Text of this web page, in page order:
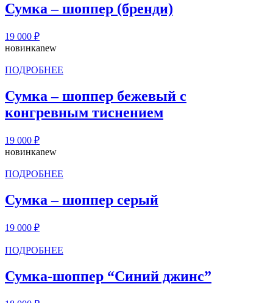
Сумка – шоппер (бренди)
19 000 ₽
новинкаnew
ПОДРОБНЕЕ
Сумка – шоппер бежевый с
конгревным тиснением
19 000 ₽
новинкаnew
ПОДРОБНЕЕ
Сумка – шоппер серый
19 000 ₽
ПОДРОБНЕЕ
Сумка-шоппер “Синий джинс”